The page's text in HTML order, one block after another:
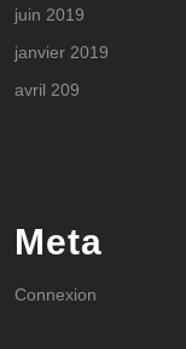
juin 2019
janvier 2019
avril 209
Meta
Connexion